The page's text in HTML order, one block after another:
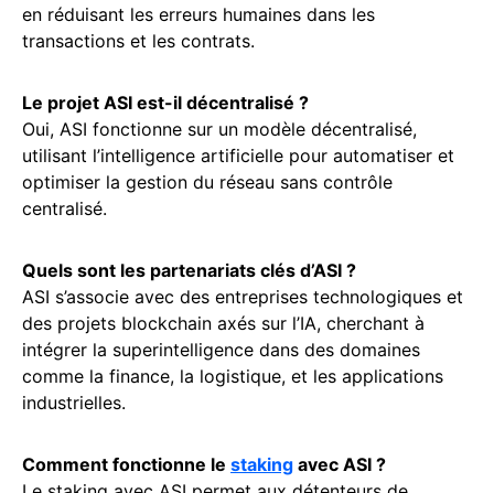
en réduisant les erreurs humaines dans les
transactions et les contrats.
Le projet ASI est-il décentralisé ?
Oui, ASI fonctionne sur un modèle décentralisé,
utilisant l’intelligence artificielle pour automatiser et
optimiser la gestion du réseau sans contrôle
centralisé.
Quels sont les partenariats clés d’ASI ?
ASI s’associe avec des entreprises technologiques et
des projets blockchain axés sur l’IA, cherchant à
intégrer la superintelligence dans des domaines
comme la finance, la logistique, et les applications
industrielles.
Comment fonctionne le staking avec ASI ?